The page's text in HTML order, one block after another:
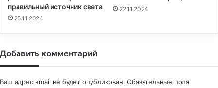
правильный источник света
25.11.2024
22.11.2024
Добавить комментарий
Ваш адрес email не будет опубликован. Обязательные поля